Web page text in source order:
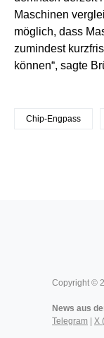
Maschinen
möglich, dass
zumindest
können“, sagte
Chip-Engpass
Copyright ©
News aus
Telegram
X